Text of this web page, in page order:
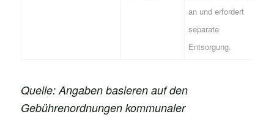
an und erfordert
separate
Entsorgung.
Quelle: Angaben basieren auf den
Gebührenordnungen kommunaler